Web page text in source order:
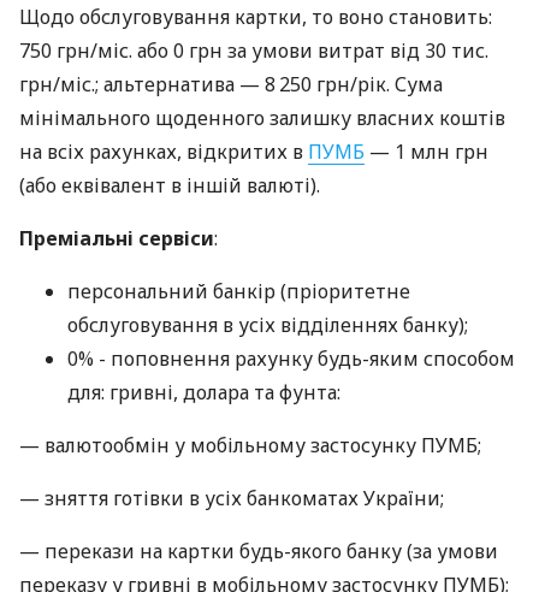
Щодо обслуговування картки, то воно становить:
750 грн/міс. або 0 грн за умови витрат від 30 тис.
грн/міс.; альтернатива — 8 250 грн/рік. Сума
мінімального щоденного залишку власних коштів
на всіх рахунках, відкритих в ПУМБ — 1 млн грн
(або еквівалент в іншій валюті).
Преміальні сервіси:
персональний банкір (пріоритетне
обслуговування в усіх відділеннях банку);
0% - поповнення рахунку будь-яким способом
для: гривні, долара та фунта:
— валютообмін у мобільному застосунку ПУМБ;
— зняття готівки в усіх банкоматах України;
— перекази на картки будь-якого банку (за умови
переказу у гривні в мобільному застосунку ПУМБ);